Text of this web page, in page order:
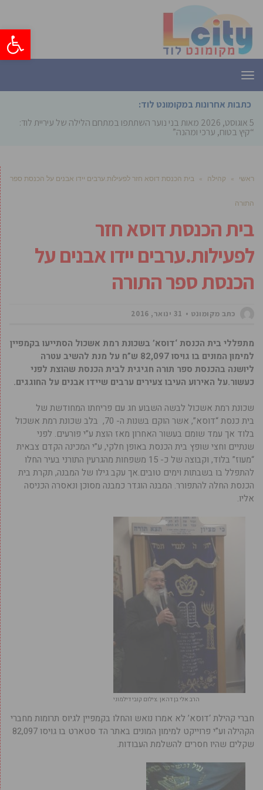
פתח
תפריט
כתבות אחרונות במקומונט לוד:
5 אוגוסט, 2026
מאות בני נוער השתתפו במתחם הלילה של עיריית לוד:
“קיץ בטוח, ערכי ומהנה”
ראשי » קהילה » בית הכנסת דוסא חזר לפעילות.ערבים יידו אבנים על הכנסת ספר
התורה
בית הכנסת דוסא חזר
לפעילות.ערבים יידו אבנים על
הכנסת ספר התורה
כתב מקומונט 31 ינואר, 2016
מתפללי בית הכנסת ‘דוסא’ בשכונת רמת אשכול הסתייעו בקמפיין
למימון המונים בו גויסו 82,097 ש”ח על מנת להשיב עטרה
ליושנה בהכנסת ספר תורה חגיגית לבית הכנסת שהוצת לפני
כעשור.על האירוע העיבו צעירים ערבים שיידו אבנים על החוגגים.
שכונת רמת אשכול לבשה השבוע חג עם פריחתו המחודשת של
בית כנסת “דוסא”, אשר הוקם בשנות ה- 70, בלב שכונת רמת אשכול
בלוד אך עמד שומם בעשור האחרון מאז הוצת ע”י פורעים. לפני
שנתיים וחצי שופץ בית הכנסת באופן חלקי, ע”י המכינה הקדם צבאית
“מעוז” בלוד, וקבוצה של כ- 15 משפחות מהגרעין התורני בעיר החלו
להתפלל בו בשבתות וימים טובים.אך עקב גילו של המבנה, תקרת בית
הכנסת החלה להתפורר. המבנה הוגדר כמבנה מסוכן ונאסרה הכניסה
אליו.
הרב אלי בן דהאן .צילום קובי דילמוני
חברי קהילת ‘דוסא’ לא אמרו נואש והחלו בקמפיין לגיוס תרומות מחברי
הקהילה וע”י פרוייקט למימון המונים באתר הד סטארט בו גויסו 82,097
שקלים שהיו חסרים להשלמת העבודות.